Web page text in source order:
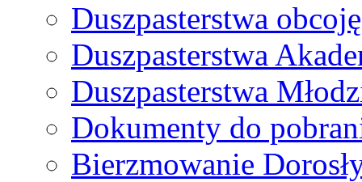
Duszpasterstwa
Duszpasterstwa
Duszpasterstwa
Dokumenty do
Bierzmowanie